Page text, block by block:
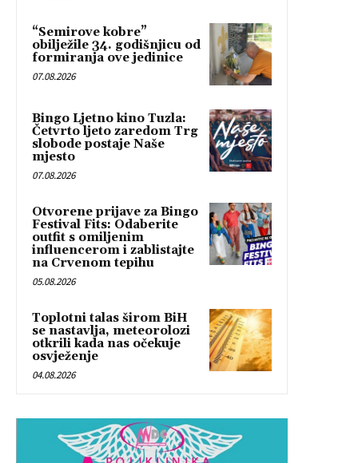
“Semirove kobre”
obilježile 34. godišnjicu od
formiranja ove jedinice
07.08.2026
Bingo Ljetno kino Tuzla:
Četvrto ljeto zaredom Trg
slobode postaje Naše
mjesto
07.08.2026
Otvorene prijave za Bingo
Festival Fits: Odaberite
outfit s omiljenim
influencerom i zablistajte
na Crvenom tepihu
05.08.2026
Toplotni talas širom BiH
se nastavlja, meteorolozi
otkrili kada nas očekuje
osvježenje
04.08.2026